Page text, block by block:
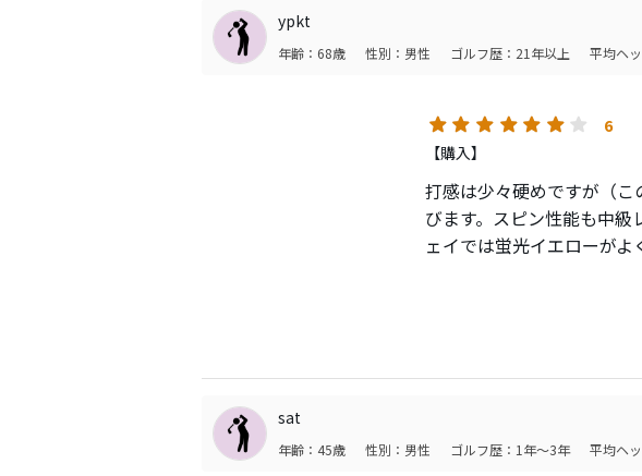
3. 視認性が高く誤球/ロス
4. 打感が素直で、柔らかい
求める方にはオススメで
稼げて、そこそこ止まって
初心者〜中級者には、全
特に日系メーカのバカ高い
家計を苦しめるくらいな
（でもPro V1使ってスコ
ypkt
年齢：68歳 性別：男性 ゴルフ歴：21年以上 平均ヘ
6
【購入】
打感は少々硬めですが（
びます。スピン性能も中
ェイでは蛍光イエローが
という意味で精神衛生上
にくいかもしれません。
sat
年齢：45歳 性別：男性 ゴルフ歴：1年～3年 平均ヘ